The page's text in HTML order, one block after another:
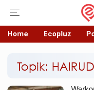
Home Ecopluz
Topik: